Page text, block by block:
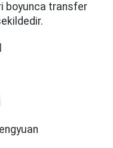
boyunca transfer